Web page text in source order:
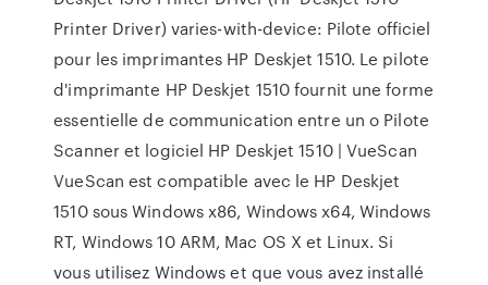
Printer Driver) varies-with-device: Pilote officiel
pour les imprimantes HP Deskjet 1510. Le pilote
d'imprimante HP Deskjet 1510 fournit une forme
essentielle de communication entre un o Pilote
Scanner et logiciel HP Deskjet 1510 | VueScan
VueScan est compatible avec le HP Deskjet
1510 sous Windows x86, Windows x64, Windows
RT, Windows 10 ARM, Mac OS X et Linux. Si
vous utilisez Windows et que vous avez installé